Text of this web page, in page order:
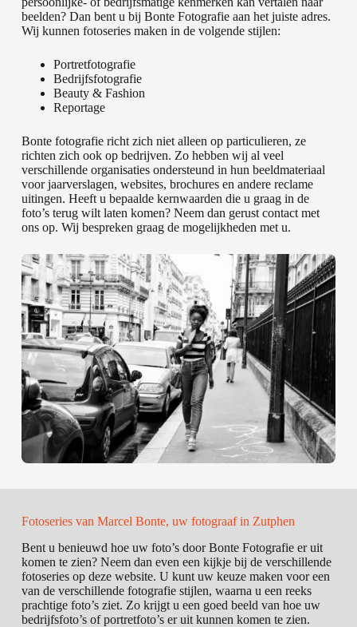
beelden? Dan bent u bij Bonte Fotografie aan het juiste adres.
Wij kunnen fotoseries maken in de volgende stijlen:
Portretfotografie
Bedrijfsfotografie
Beauty & Fashion
Reportage
Bonte fotografie richt zich niet alleen op particulieren, ze
richten zich ook op bedrijven. Zo hebben wij al veel
verschillende organisaties ondersteund in hun beeldmateriaal
voor jaarverslagen, websites, brochures en andere reclame
uitingen. Heeft u bepaalde kernwaarden die u graag in de
foto’s terug wilt laten komen? Neem dan gerust contact met
ons op. Wij bespreken graag de mogelijkheden met u.
Fotoseries van Marcel Bonte, uw fotograaf in Zutphen
Bent u benieuwd hoe uw foto’s door Bonte Fotografie er uit
komen te zien? Neem dan even een kijkje bij de verschillende
fotoseries op deze website. U kunt uw keuze maken voor een
van de verschillende fotografie stijlen, waarna u een reeks
prachtige foto’s ziet. Zo krijgt u een goed beeld van hoe uw
bedrijfsfoto’s of portretfoto’s er uit kunnen komen te zien.